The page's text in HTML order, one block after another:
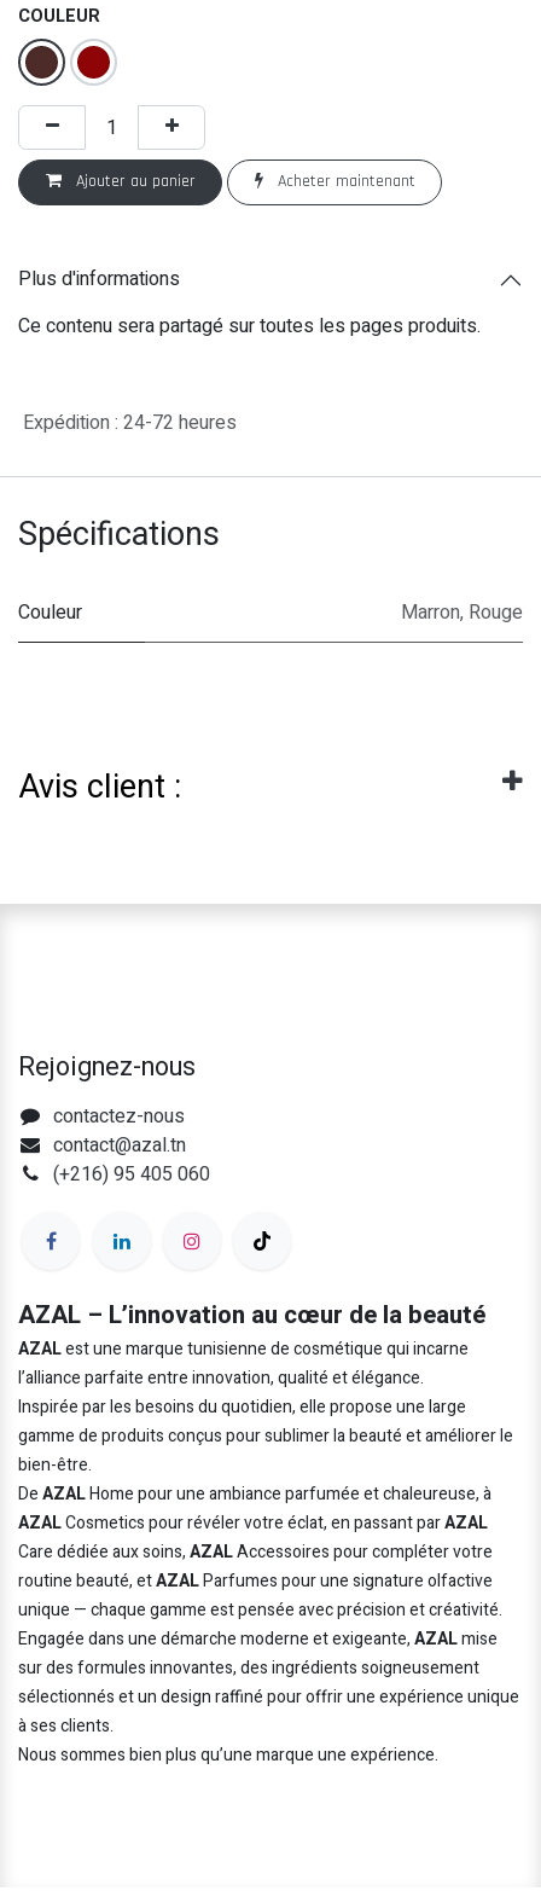
COULEUR
Ajouter au panier Acheter maintenant
Plus d'informations
Ce contenu sera partagé sur toutes les pages produits.
Expédition : 24-72 heures
Spécifications
Couleur Marron, Rouge
Avis client :
Rejoignez-nous
contactez-nous
contact@azal.tn
(+216) 95 405 060
AZAL – L’innovation au cœur de la beauté
AZALest une marque tunisienne de cosmétique qui incarne
l’alliance parfaite entre innovation, qualité et élégance.
Inspirée par les besoins du quotidien, elle propose une large
gamme de produits conçus pour sublimer la beauté et améliorer le
bien-être.
DeAZALHome pour une ambiance parfumée et chaleureuse, à
AZALCosmetics pour révéler votre éclat, en passant parAZAL
Care dédiée aux soins,AZALAccessoires pour compléter votre
routine beauté, etAZALParfumes pour une signature olfactive
unique — chaque gamme est pensée avec précision et créativité.
Engagée dans une démarche moderne et exigeante,AZALmise
sur des formules innovantes, des ingrédients soigneusement
sélectionnés et un design raffiné pour offrir une expérience unique
à ses clients.
Nous sommes bien plus qu’une marque une expérience.